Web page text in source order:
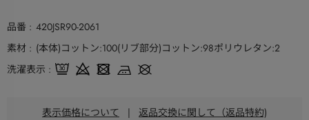
品番
420JSR90-2061
素材
(本体)コットン:100(リブ部分)コットン:98ポリウレタン:2
洗濯表示
表示価格について | 返品交換に関して（返品特約)